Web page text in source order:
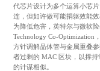
代芯片设计为多个运算小芯
连，但如许做可能捐躯效能效
为降低危害，英特尔与微软
Technology Co-Optimization
方针调解晶体管与金属重叠
者过剩的 MAC 区块，以撑
的计谋相似。